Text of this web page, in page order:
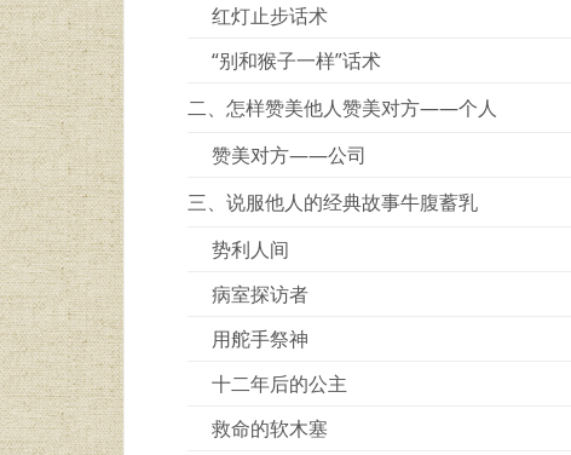
红灯止步话术
“别和猴子一样”话术
二、怎样赞美他人赞美对方——个人
赞美对方——公司
三、说服他人的经典故事牛腹蓄乳
势利人间
病室探访者
用舵手祭神
十二年后的公主
救命的软木塞